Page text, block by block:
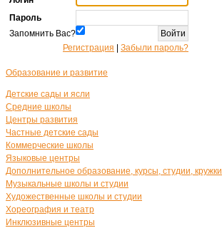
Пароль
Запомнить Вас?
Регистрация
Забыли пароль?
Образование и развитие
Детские сады и ясли
Средние школы
Центры развития
Частные детские сады
Коммерческие школы
Языковые центры
Дополнительное образование, курсы, студии, кружки
Музыкальные школы и студии
Художественные школы и студии
Хореография и театр
Инклюзивные центры